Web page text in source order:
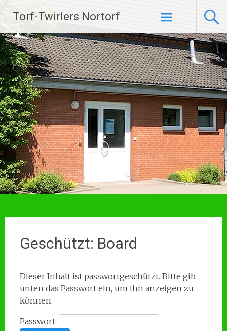
Inhalt
springen
Torf-Twirlers Nortorf
Geschützt: Board
Dieser Inhalt ist passwortgeschützt. Bitte gib
unten das Passwort ein, um ihn anzeigen zu
können.
Passwort: